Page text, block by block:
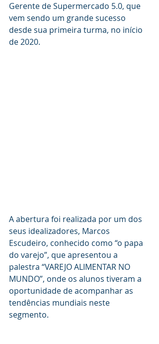
Gerente de Supermercado 5.0, que
vem sendo um grande sucesso
desde sua primeira turma, no início
de 2020.
A abertura foi realizada por um dos
seus idealizadores, Marcos
Escudeiro, conhecido como “o papa
do varejo”, que apresentou a
palestra “VAREJO ALIMENTAR NO
MUNDO”, onde os alunos tiveram a
oportunidade de acompanhar as
tendências mundiais neste
segmento.